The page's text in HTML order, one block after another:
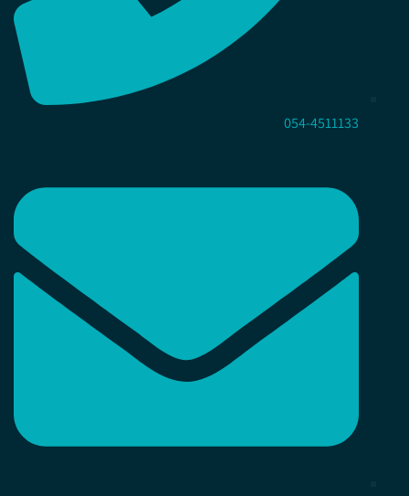
054-4511133